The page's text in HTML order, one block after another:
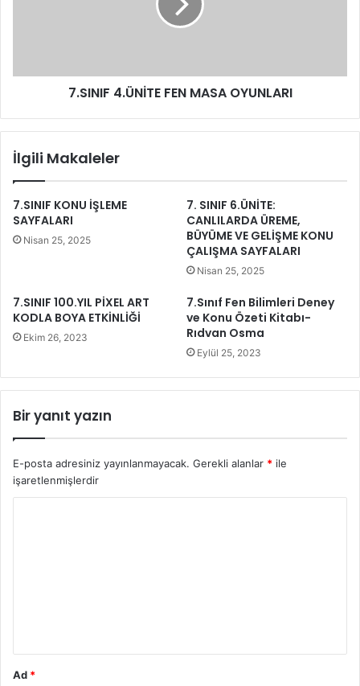
7.SINIF 4.ÜNİTE FEN MASA OYUNLARI
İlgili Makaleler
7.SINIF KONU İŞLEME
SAYFALARI
Nisan 25, 2025
7. SINIF 6.ÜNİTE:
CANLILARDA ÜREME,
BÜYÜME VE GELİŞME KONU
ÇALIŞMA SAYFALARI
Nisan 25, 2025
7.SINIF 100.YIL PİXEL ART
KODLA BOYA ETKİNLİĞİ
Ekim 26, 2023
7.Sınıf Fen Bilimleri Deney
ve Konu Özeti Kitabı-
Rıdvan Osma
Eylül 25, 2023
Bir yanıt yazın
E-posta adresiniz yayınlanmayacak. Gerekli alanlar * ile
işaretlenmişlerdir
Ad *